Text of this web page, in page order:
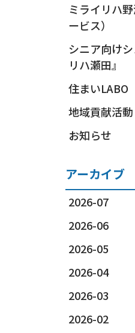
ミライリハ
ービス）
シニア向け
リハ瀬田』
住まいLABO
地域貢献活動
お知らせ
アーカイブ
2026-07
2026-06
2026-05
2026-04
2026-03
2026-02